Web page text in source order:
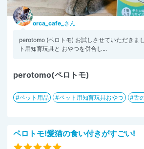
orca_cafe_ さん
perotomo (ペロトモ) お試しさせていただきま
ト用知育玩具と おやつを併合し...
perotomo(ペロトモ)
ペット用品 ペット用知育玩具おやつ
舌
ペロトモ!愛猫の食い付きがすごい!